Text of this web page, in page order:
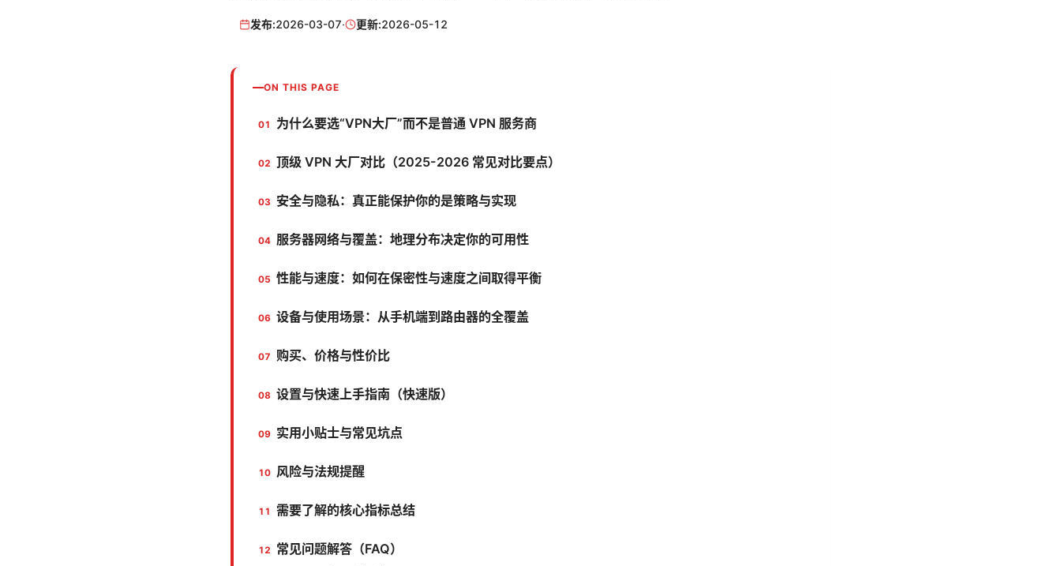
发布:2026-03-07· 更新:2026-05-12
ON THIS PAGE
为什么要选“VPN大厂”而不是普通 VPN 服务商
顶级 VPN 大厂对比（2025-2026 常见对比要点）
安全与隐私：真正能保护你的是策略与实现
服务器网络与覆盖：地理分布决定你的可用性
性能与速度：如何在保密性与速度之间取得平衡
设备与使用场景：从手机端到路由器的全覆盖
购买、价格与性价比
设置与快速上手指南（快速版）
实用小贴士与常见坑点
风险与法规提醒
需要了解的核心指标总结
常见问题解答（FAQ）